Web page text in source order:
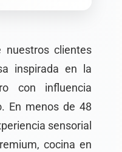
nuestros clientes
inspirada en la
con influencia
En menos de 48
sensorial
cocina en